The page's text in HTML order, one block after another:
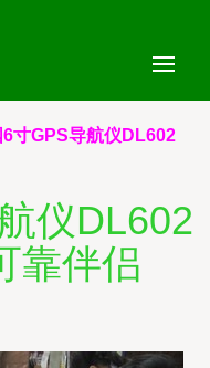
6寸GPS导航仪DL602
仪DL602
靠伴侣